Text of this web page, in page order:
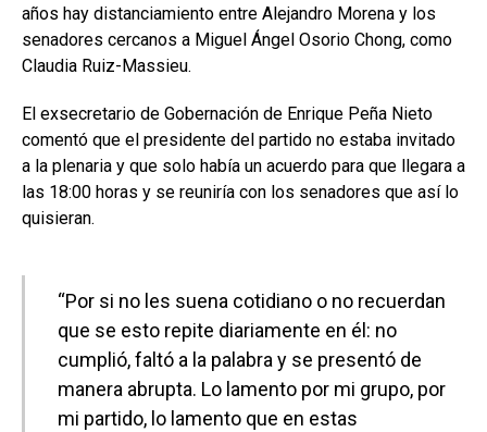
años hay distanciamiento entre Alejandro Morena y los
senadores cercanos a Miguel Ángel Osorio Chong, como
Claudia Ruiz-Massieu.
El exsecretario de Gobernación de Enrique Peña Nieto
comentó que el presidente del partido no estaba invitado
a la plenaria y que solo había un acuerdo para que llegara a
las 18:00 horas y se reuniría con los senadores que así lo
quisieran.
“Por si no les suena cotidiano o no recuerdan
que se esto repite diariamente en él: no
cumplió, faltó a la palabra y se presentó de
manera abrupta. Lo lamento por mi grupo, por
mi partido, lo lamento que en estas